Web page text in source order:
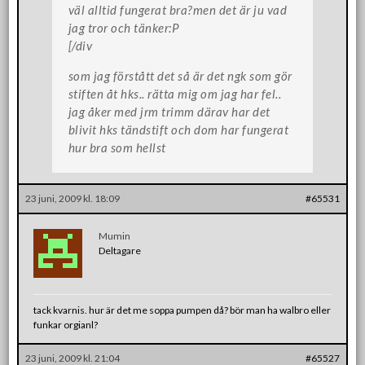
väl alltid fungerat bra?men det är ju vad
jag tror och tänker:P
[/div
som jag förstått det så är det ngk som gör
stiften åt hks.. rätta mig om jag har fel..
jag åker med jrm trimm därav har det
blivit hks tändstift och dom har fungerat
hur bra som hellst
23 juni, 2009 kl. 18:09 #65531
Mumin
Deltagare
tack kvarnis. hur är det me soppa pumpen då? bör man ha walbro eller
funkar orgianl?
23 juni, 2009 kl. 21:04 #65527